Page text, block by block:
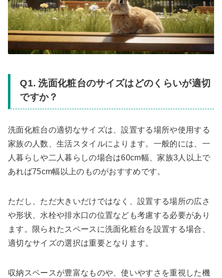
Q1. 洗面化粧台のサイズはどのくらいが適切
ですか？
洗面化粧台の適切なサイズは、設置する場所や使用する
家族の人数、生活スタイルによります。一般的には、一
人暮らしや二人暮らしの場合は60cm幅、家族3人以上で
あれば75cm幅以上のものがおすすめです。
ただし、ただ大きいだけではなく、設置する場所の広さ
や形状、水栓や排水口の位置なども考慮する必要があり
ます。限られたスペースに洗面化粧台を設置する場合、
適切なサイズの選択は重要となります。
収納スペースが豊富なものや、使いやすさを重視した機